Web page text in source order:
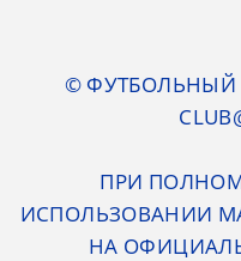
© ФУТБОЛЬНЫЙ
ПРИ
ИСПОЛЬЗОВАНИИ
НА